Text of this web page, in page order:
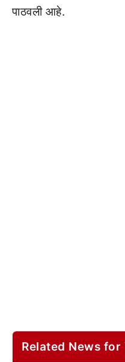
पाठवली आहे.
Related News for